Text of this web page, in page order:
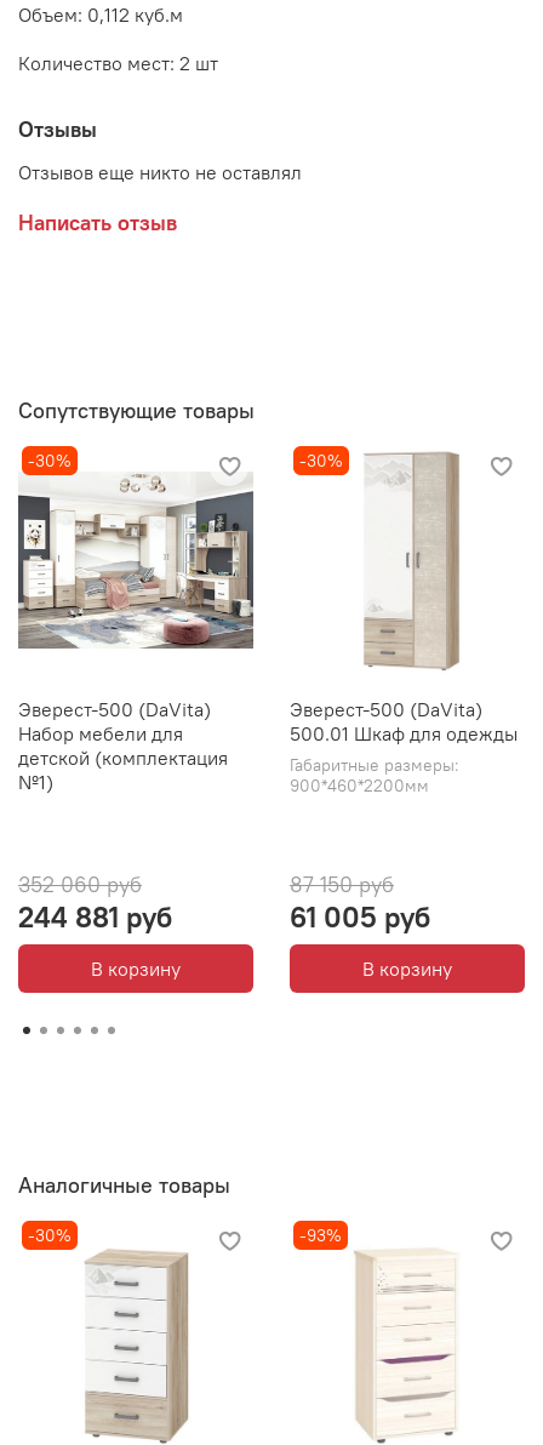
Объем: 0,112 куб.м
Количество мест: 2 шт
Отзывы
Отзывов еще никто не оставлял
Написать отзыв
Сопутствующие товары
-30%
Эверест-500 (DaVita)
Набор мебели для
детской (комплектация
№1)
352 060 руб
244 881 руб
В корзину
-30%
Эверест-500 (DaVita)
500.01 Шкаф для одежды
Габаритные размеры:
900*460*2200мм
87 150 руб
61 005 руб
В корзину
Аналогичные товары
-30% -93%